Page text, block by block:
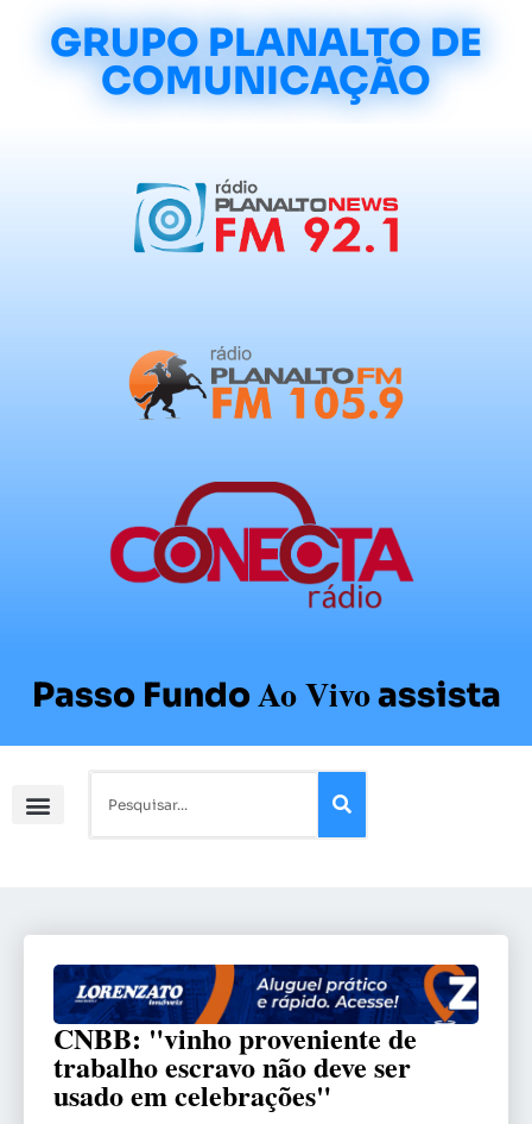
GRUPO PLANALTO DE
COMUNICAÇÃO
Passo FundoAo Vivoassista
CNBB: "vinho proveniente de
trabalho escravo não deve ser
usado em celebrações"